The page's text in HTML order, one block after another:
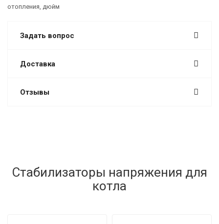
отопления, дюйм
Задать вопрос
Доставка
Отзывы
Стабилизаторы напряжения для
котла